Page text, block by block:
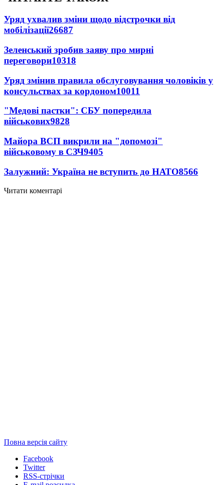
Уряд ухвалив зміни щодо відстрочки від
мобілізації26687
Зеленський зробив заяву про мирні
переговори10318
Уряд змінив правила обслуговування чоловіків у
консульствах за кордоном10011
"Медові пастки": СБУ попередила
військових9828
Майора ВСП викрили на "допомозі"
військовому в СЗЧ9405
Залужний: Україна не вступить до НАТО8566
Читати коментарі
Повна версія сайту
Facebook
Twitter
RSS-стрічки